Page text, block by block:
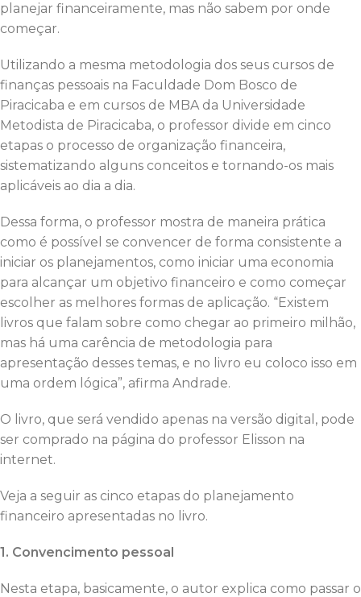
planejar financeiramente, mas não sabem por onde
começar.
Utilizando a mesma metodologia dos seus cursos de
finanças pessoais na Faculdade Dom Bosco de
Piracicaba e em cursos de MBA da Universidade
Metodista de Piracicaba, o professor divide em cinco
etapas o processo de organização financeira,
sistematizando alguns conceitos e tornando-os mais
aplicáveis ao dia a dia.
Dessa forma, o professor mostra de maneira prática
como é possível se convencer de forma consistente a
iniciar os planejamentos, como iniciar uma economia
para alcançar um objetivo financeiro e como começar
escolher as melhores formas de aplicação. “Existem
livros que falam sobre como chegar ao primeiro milhão,
mas há uma carência de metodologia para
apresentação desses temas, e no livro eu coloco isso em
uma ordem lógica”, afirma Andrade.
O livro, que será vendido apenas na versão digital, pode
ser comprado na página do professor Elisson na
internet.
Veja a seguir as cinco etapas do planejamento
financeiro apresentadas no livro.
1. Convencimento pessoal
Nesta etapa, basicamente, o autor explica como passar o